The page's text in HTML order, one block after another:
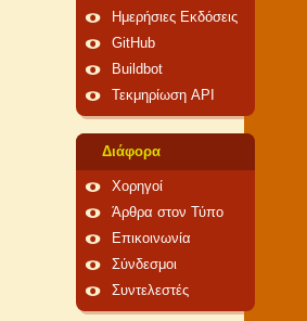
Ημερήσιες Εκδόσεις
GitHub
Buildbot
Τεκμηρίωση API
Διάφορα
Χορηγοί
Άρθρα στον Τύπο
Επικοινωνία
Σύνδεσμοι
Συντελεστές